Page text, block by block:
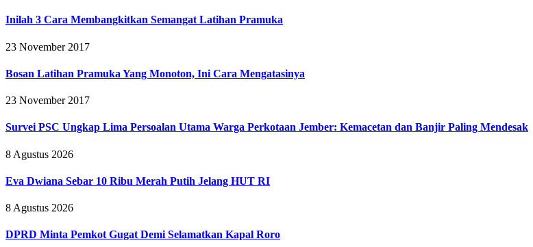
Inilah 3 Cara Membangkitkan Semangat Latihan Pramuka
23 November 2017
Bosan Latihan Pramuka Yang Monoton, Ini Cara Mengatasinya
23 November 2017
Survei PSC Ungkap Lima Persoalan Utama Warga Perkotaan Jember: Kemacetan dan Banjir Paling Mendesak
8 Agustus 2026
Eva Dwiana Sebar 10 Ribu Merah Putih Jelang HUT RI
8 Agustus 2026
DPRD Minta Pemkot Gugat Demi Selamatkan Kapal Roro